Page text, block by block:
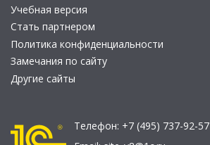
Учебная версия
Стать партнером
Политика конфиденциальности
Замечания по сайту
Другие сайты
Телефон: +7 (495) 737-92-57